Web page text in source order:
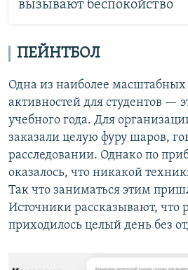
вызывают беспокойство
ПЕЙНТБОЛ
Одна из наиболее
активностей для студентов —
учебного года. Для
заказали целую фуру шаров,
расследовании. Однако по
оказалось, что никакой
Так что заниматься этим
Источники рассказывают, что
приходилось целый день без